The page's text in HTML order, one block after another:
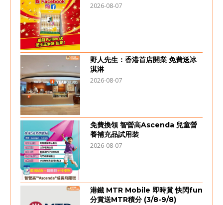
2026-08-07
野人先生：香港首店開業 免費送冰
淇淋
2026-08-07
免費換領 智營高Ascenda 兒童營
養補充品試用裝
2026-08-07
港鐵 MTR Mobile 即時賞 快閃fun
分賞送MTR積分 (3/8-9/8)